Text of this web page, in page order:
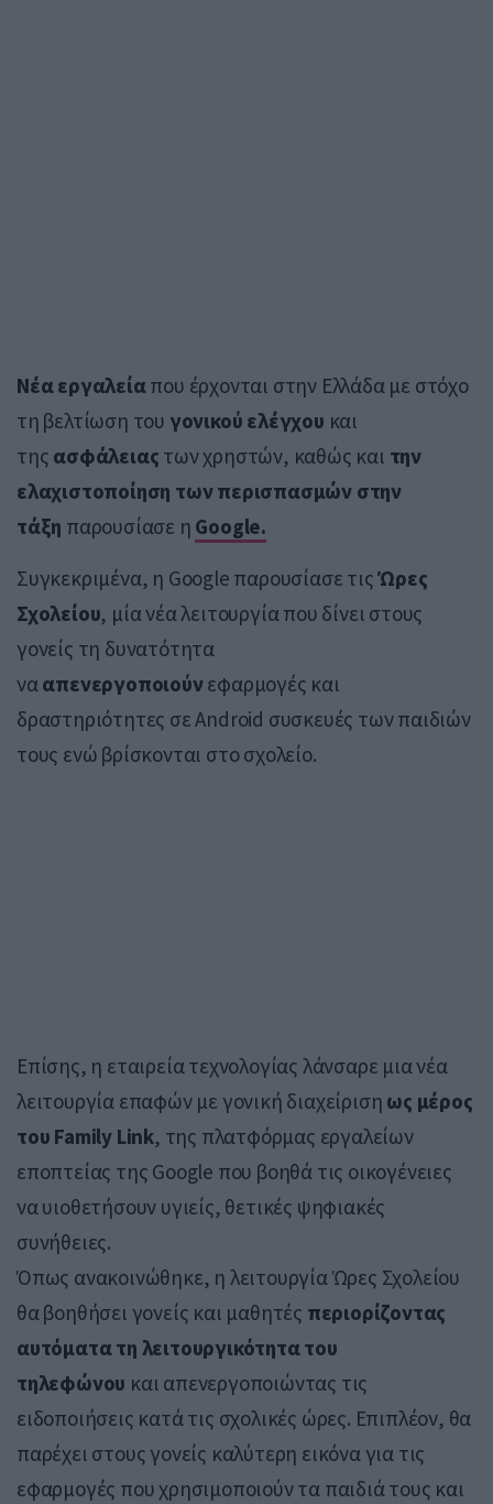
Νέα εργαλείαπου έρχονται στην Ελλάδα με στόχο
τη βελτίωση του γονικού ελέγχου και
της ασφάλειας των χρηστών, καθώς και την
ελαχιστοποίηση των περισπασμών στην
τάξη παρουσίασε η Google.
Συγκεκριμένα, η Google παρουσίασε τιςΏρες
Σχολείου, μία νέα λειτουργία που δίνει στους
γονείς τη δυνατότητα
νααπενεργοποιούνεφαρμογές και
δραστηριότητες σε Android συσκευές των παιδιών
τους ενώ βρίσκονται στο σχολείο.
Επίσης, η εταιρεία τεχνολογίας λάνσαρε μια νέα
λειτουργία επαφών με γονική διαχείριση ως μέρος
του Family Link, της πλατφόρμας εργαλείων
εποπτείας της Google που βοηθά τις οικογένειες
να υιοθετήσουν υγιείς, θετικές ψηφιακές
συνήθειες.
Όπως ανακοινώθηκε, η λειτουργία Ώρες Σχολείου
θα βοηθήσει γονείς και μαθητές περιορίζοντας
αυτόματα τη λειτουργικότητα του
τηλεφώνου και απενεργοποιώντας τις
ειδοποιήσεις κατά τις σχολικές ώρες. Επιπλέον, θα
παρέχει στους γονείς καλύτερη εικόνα για τις
εφαρμογές που χρησιμοποιούν τα παιδιά τους και